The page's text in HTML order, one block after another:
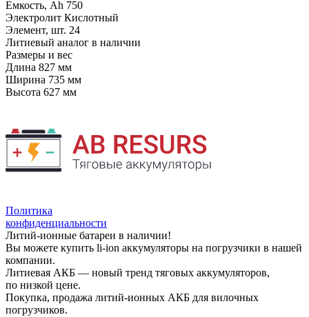
Емкость, Ah 750
Электролит Кислотный
Элемент, шт. 24
Литиевый аналог в наличии
Размеры и вес
Длина 827 мм
Ширина 735 мм
Высота 627 мм
Политика
конфиденциальности
Литий-ионные батареи в наличии!
Вы можете купить li-ion аккумуляторы на погрузчики в нашей
компании.
Литиевая АКБ — новый тренд тяговых аккумуляторов,
по низкой цене.
Покупка, продажа литий-ионных АКБ для вилочных
погрузчиков.